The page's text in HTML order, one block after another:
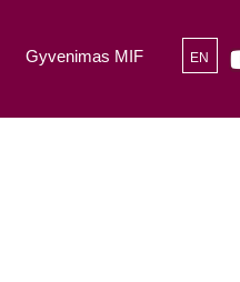
Gyvenimas MIF EN